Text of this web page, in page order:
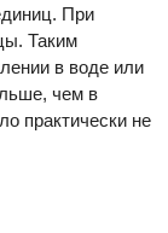
При
Таким
в воде или
чем в
практически не